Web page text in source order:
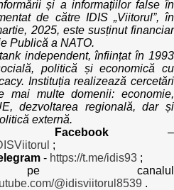
și a informațiilor false în
de către IDIS „Viitorul”, în
2025, este susținut financiar
Publică a NATO.
independent, înființat în 1993
politică și economică cu
Instituția realizează cercetări
mai multe domenii: economie,
dezvoltarea regională, dar și
externă.
pe
Facebook –
;
- https://t.me/idis93 ;
pe canalul
@idisviitorul8539 .